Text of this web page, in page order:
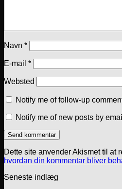
Navn *
E-mail *
Websted
Notify me of follow-up
Notify me of new posts by
Dette site anvender Akismet til at
hvordan din kommentar bliver
Seneste indlæg